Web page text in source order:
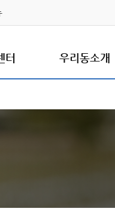
터 우리동소개